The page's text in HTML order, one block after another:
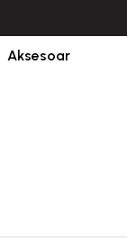
Aksesoar